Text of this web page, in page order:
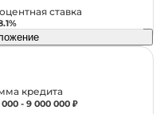
ставка
кредита
000 - 9 000 000 ₽